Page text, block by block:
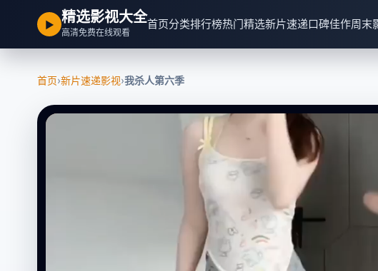
▶ 精选影视大全
高清免费在线观看
首页分类排行榜热门精选新片速递口碑佳作周末
首页›新片速递影视›我杀人第六季